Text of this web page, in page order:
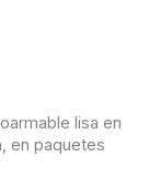
lisa en
en paquetes